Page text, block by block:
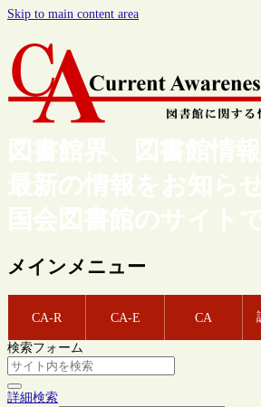
Skip to main content area
図書館界、図書館情
最新の情報をお知ら
国会図書館のサイトで
メインメニュー
CA-R CA-E CA
検索フォーム
詳細検索